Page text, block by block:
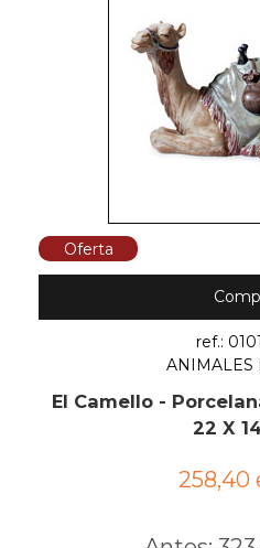
Oferta
ref.:
ANIMALES
El Camello -
22 X
258,40